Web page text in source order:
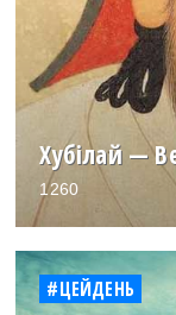
Хубілай —
1260
#ЦЕЙДЕНЬ